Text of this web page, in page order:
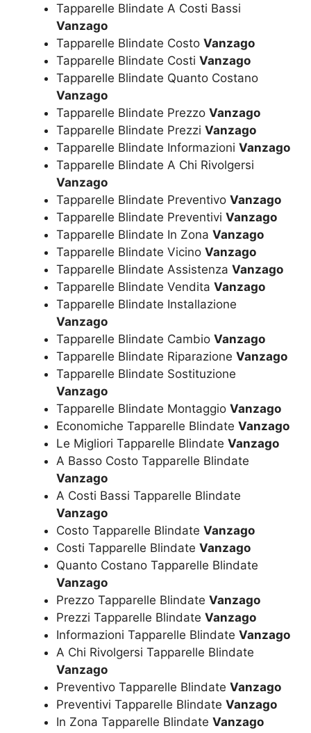
Tapparelle Blindate A Costi Bassi
Vanzago
Tapparelle Blindate Costo Vanzago
Tapparelle Blindate Costi Vanzago
Tapparelle Blindate Quanto Costano
Vanzago
Tapparelle Blindate Prezzo Vanzago
Tapparelle Blindate Prezzi Vanzago
Tapparelle Blindate Informazioni Vanzago
Tapparelle Blindate A Chi Rivolgersi
Vanzago
Tapparelle Blindate Preventivo Vanzago
Tapparelle Blindate Preventivi Vanzago
Tapparelle Blindate In Zona Vanzago
Tapparelle Blindate Vicino Vanzago
Tapparelle Blindate Assistenza Vanzago
Tapparelle Blindate Vendita Vanzago
Tapparelle Blindate Installazione
Vanzago
Tapparelle Blindate Cambio Vanzago
Tapparelle Blindate Riparazione Vanzago
Tapparelle Blindate Sostituzione
Vanzago
Tapparelle Blindate Montaggio Vanzago
Economiche Tapparelle Blindate Vanzago
Le Migliori Tapparelle Blindate Vanzago
A Basso Costo Tapparelle Blindate
Vanzago
A Costi Bassi Tapparelle Blindate
Vanzago
Costo Tapparelle Blindate Vanzago
Costi Tapparelle Blindate Vanzago
Quanto Costano Tapparelle Blindate
Vanzago
Prezzo Tapparelle Blindate Vanzago
Prezzi Tapparelle Blindate Vanzago
Informazioni Tapparelle Blindate Vanzago
A Chi Rivolgersi Tapparelle Blindate
Vanzago
Preventivo Tapparelle Blindate Vanzago
Preventivi Tapparelle Blindate Vanzago
In Zona Tapparelle Blindate Vanzago